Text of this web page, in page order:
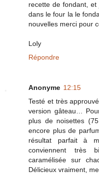
recette de fondant,
dans le four la le
nouvelles merci pour
Loly
Répondre
Anonyme 12:15
Testé et très
version gâteau…
plus de noisettes
encore plus de
résultat parfait à
conviennent très
caramélisée sur
Délicieux vraiment,